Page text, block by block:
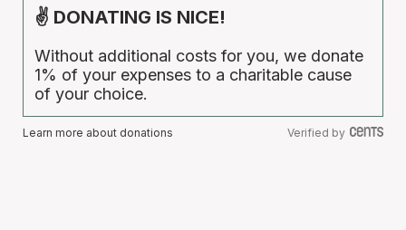
✌ DONATING IS NICE!
Without additional costs for you, we donate
1% of your expenses to a charitable cause
of your choice.
Learn more about donations Verified by